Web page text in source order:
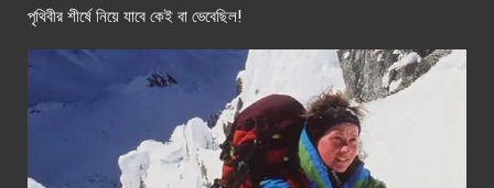
পৃথিবীর শীর্ষে নিয়ে যাবে কেই বা ভেবেছিল!